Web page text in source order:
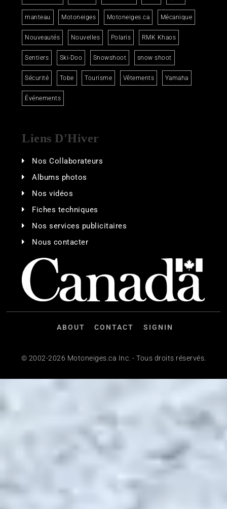
manteau Motoneiges Motoneiges.ca Mécanique
Nouveautés Nouvelles Polaris RMK Khaos
Sentiers Ski-Doo Snowshoot snow shoot
Sécurité Tobe Tourisme Vêtements Yamaha
Événements
Liens D'Hiver
Nos Collaborateurs
Albums photos
Nos vidéos
Fiches techniques
Nos services publicitaires
Nous contacter
ABOUT CONTACT SIGNIN
© 2002-2026 Motoneiges.ca Inc. - Tous droits réservés.